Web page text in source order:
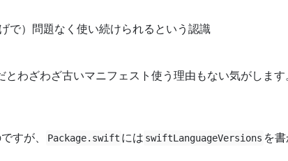
で）問題なく使い続けられるという認識
わざわざ古いマニフェスト使う理由もない気がしま
すが、 Package.swift には swiftLanguageVersions を